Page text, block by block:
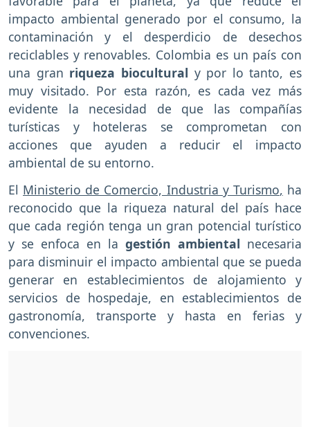
impacto ambiental generado por el consumo, la
contaminación y el desperdicio de desechos
reciclables y renovables. Colombia es un país con
una gran riqueza biocultural y por lo tanto, es
muy visitado. Por esta razón, es cada vez más
evidente la necesidad de que las compañías
turísticas y hoteleras se comprometan con
acciones que ayuden a reducir el impacto
ambiental de su entorno.
El Ministerio de Comercio, Industria y Turismo, ha
reconocido que la riqueza natural del país hace
que cada región tenga un gran potencial turístico
y se enfoca en la gestión ambiental necesaria
para disminuir el impacto ambiental que se pueda
generar en establecimientos de alojamiento y
servicios de hospedaje, en establecimientos de
gastronomía, transporte y hasta en ferias y
convenciones.